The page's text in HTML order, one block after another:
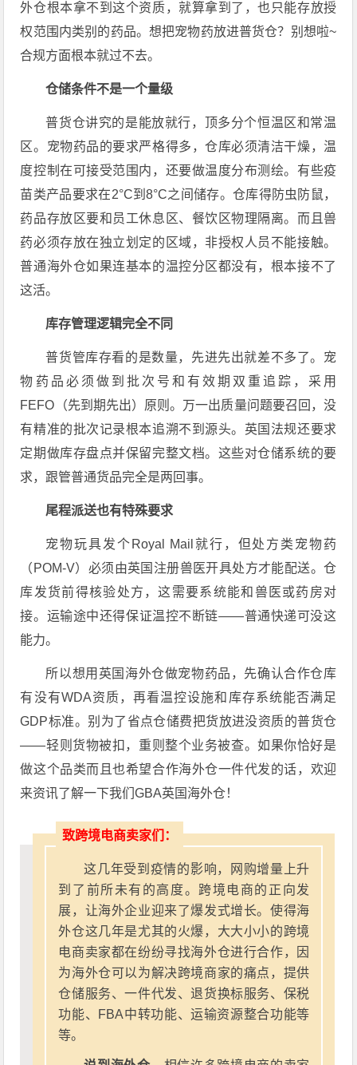
外仓根本拿不到这个资质，就算拿到了，也只能存放授
权范围内类别的药品。想把宠物药放进普货仓？别想啦~
合规方面根本就过不去。
仓储条件不是一个量级
普货仓讲究的是能放就行，顶多分个恒温区和常温
区。宠物药品的要求严格得多，仓库必须清洁干燥，温
度控制在可接受范围内，还要做温度分布测绘。有些疫
苗类产品要求在2°C到8°C之间储存。仓库得防虫防鼠，
药品存放区要和员工休息区、餐饮区物理隔离。而且兽
药必须存放在独立划定的区域，非授权人员不能接触。
普通海外仓如果连基本的温控分区都没有，根本接不了
这活。
库存管理逻辑完全不同
普货管库存看的是数量，先进先出就差不多了。宠
物药品必须做到批次号和有效期双重追踪，采用
FEFO（先到期先出）原则。万一出质量问题要召回，没
有精准的批次记录根本追溯不到源头。英国法规还要求
定期做库存盘点并保留完整文档。这些对仓储系统的要
求，跟管普通货品完全是两回事。
尾程派送也有特殊要求
宠物玩具发个Royal Mail就行，但处方类宠物药
（POM-V）必须由英国注册兽医开具处方才能配送。仓
库发货前得核验处方，这需要系统能和兽医或药房对
接。运输途中还得保证温控不断链——普通快递可没这
能力。
所以想用英国海外仓做宠物药品，先确认合作仓库
有没有WDA资质，再看温控设施和库存系统能否满足
GDP标准。别为了省点仓储费把货放进没资质的普货仓
——轻则货物被扣，重则整个业务被查。如果你恰好是
做这个品类而且也希望合作海外仓一件代发的话，欢迎
来资讯了解一下我们GBA英国海外仓！
致跨境电商卖家们：
这几年受到疫情的影响，网购增量上升
到了前所未有的高度。跨境电商的正向发
展，让海外企业迎来了爆发式增长。使得海
外仓这几年是尤其的火爆，大大小小的跨境
电商卖家都在纷纷寻找海外仓进行合作，因
为海外仓可以为解决跨境商家的痛点，提供
仓储服务、一件代发、退货换标服务、保税
功能、FBA中转功能、运输资源整合功能等
等。